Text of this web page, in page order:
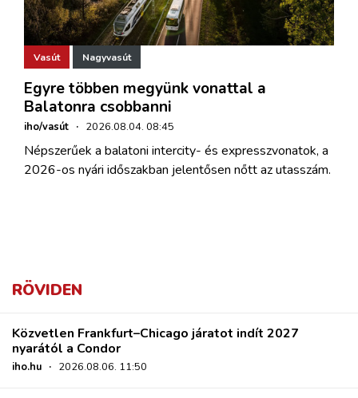
Vasút Nagyvasút
Egyre többen megyünk vonattal a
Balatonra csobbanni
iho/vasút · 2026.08.04. 08:45
Népszerűek a balatoni intercity- és expresszvonatok, a
2026-os nyári időszakban jelentősen nőtt az utasszám.
RÖVIDEN
Közvetlen Frankfurt–Chicago járatot indít 2027
nyarától a Condor
iho.hu · 2026.08.06. 11:50